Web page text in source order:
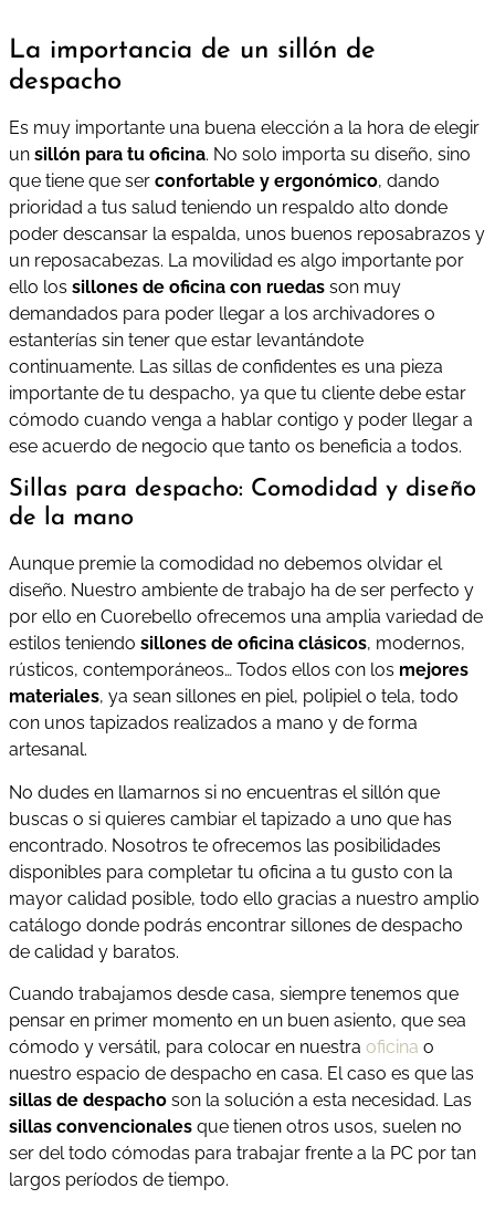
La importancia de un sillón de
despacho
Es muy importante una buena elección a la hora de elegir
un sillón para tu oficina. No solo importa su diseño, sino
que tiene que ser confortable y ergonómico, dando
prioridad a tus salud teniendo un respaldo alto donde
poder descansar la espalda, unos buenos reposabrazos y
un reposacabezas. La movilidad es algo importante por
ello los sillones de oficina con ruedas son muy
demandados para poder llegar a los archivadores o
estanterías sin tener que estar levantándote
continuamente. Las sillas de confidentes es una pieza
importante de tu despacho, ya que tu cliente debe estar
cómodo cuando venga a hablar contigo y poder llegar a
ese acuerdo de negocio que tanto os beneficia a todos.
Sillas para despacho: Comodidad y diseño
de la mano
Aunque premie la comodidad no debemos olvidar el
diseño. Nuestro ambiente de trabajo ha de ser perfecto y
por ello en Cuorebello ofrecemos una amplia variedad de
estilos teniendo sillones de oficina clásicos, modernos,
rústicos, contemporáneos… Todos ellos con los mejores
materiales, ya sean sillones en piel, polipiel o tela, todo
con unos tapizados realizados a mano y de forma
artesanal.
No dudes en llamarnos si no encuentras el sillón que
buscas o si quieres cambiar el tapizado a uno que has
encontrado. Nosotros te ofrecemos las posibilidades
disponibles para completar tu oficina a tu gusto con la
mayor calidad posible, todo ello gracias a nuestro amplio
catálogo donde podrás encontrar sillones de despacho
de calidad y baratos.
Cuando trabajamos desde casa, siempre tenemos que
pensar en primer momento en un buen asiento, que sea
cómodo y versátil, para colocar en nuestra oficina o
nuestro espacio de despacho en casa. El caso es que las
sillas de despacho son la solución a esta necesidad. Las
sillas convencionales que tienen otros usos, suelen no
ser del todo cómodas para trabajar frente a la PC por tan
largos períodos de tiempo.